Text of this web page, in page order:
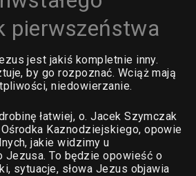
pierwszeństwa
jest jakiś kompletnie inny.
by go rozpoznać. Wciąż mają
niedowierzanie.
łatwiej, o. Jacek Szymczak
Kaznodziejskiego, opowie
jakie widzimy u
Jezusa. To będzie opowieść o
sytuacje, słowa Jezus objawia